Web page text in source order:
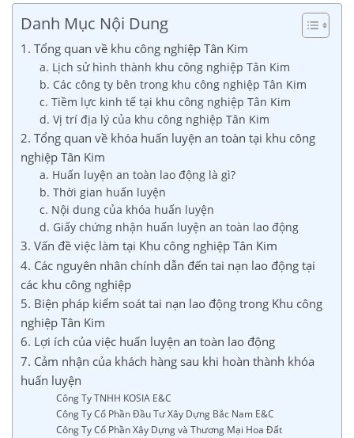
Danh Mục Nội Dung
1. Tổng quan về khu công nghiệp Tân Kim
a. Lịch sử hình thành khu công nghiệp Tân Kim
b. Các công ty bên trong khu công nghiệp Tân Kim
c. Tiềm lực kinh tế tại khu công nghiệp Tân Kim
d. Vị trí địa lý của khu công nghiệp Tân Kim
2. Tổng quan về khóa huấn luyện an toàn tại khu công
nghiệp Tân Kim
a. Huấn luyện an toàn lao động là gì?
b. Thời gian huấn luyện
c. Nội dung của khóa huấn luyện
d. Giấy chứng nhận huấn luyện an toàn lao động
3. Vấn đề việc làm tại Khu công nghiệp Tân Kim
4. Các nguyên nhân chính dẫn đến tai nạn lao động tại
các khu công nghiệp
5. Biện pháp kiểm soát tai nạn lao động trong Khu công
nghiệp Tân Kim
6. Lợi ích của việc huấn luyện an toàn lao động
7. Cảm nhận của khách hàng sau khi hoàn thành khóa
huấn luyện
Công Ty TNHH KOSIA E&C
Công Ty Cổ Phần Đầu Tư Xây Dựng Bắc Nam E&C
Công Ty Cổ Phần Xây Dựng và Thương Mại Hoa Đất